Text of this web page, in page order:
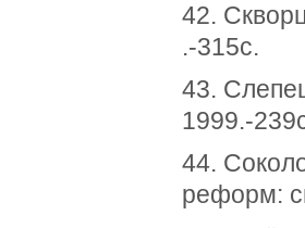
42.
.-315с.
43.
1999.-
44.
реформ: